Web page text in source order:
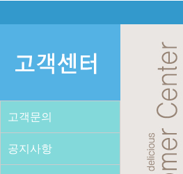
고객문의
공지사항